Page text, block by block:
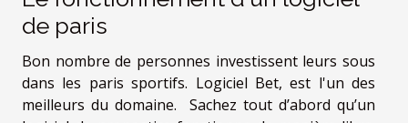
de paris
Bon nombre de personnes investissent leurs sous
dans les paris sportifs. Logiciel Bet, est l'un des
meilleurs du domaine. Sachez tout d’abord qu’un